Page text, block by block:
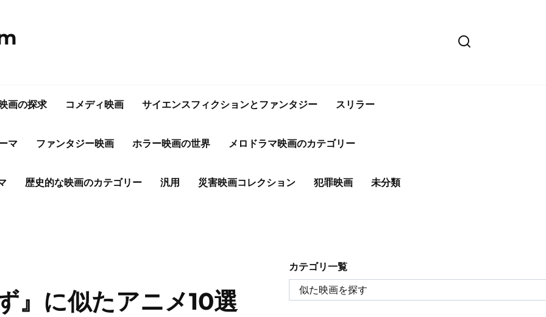
画の探求 コメディ映画 サイエンスフィクションとファンタジー スリラー
マ ファンタジー映画 ホラー映画の世界 メロドラマ映画のカテゴリー
歴史的な映画のカテゴリー 汎用 災害映画コレクション 犯罪映画 未分類
』に似たアニメ10選
カテゴリ一覧